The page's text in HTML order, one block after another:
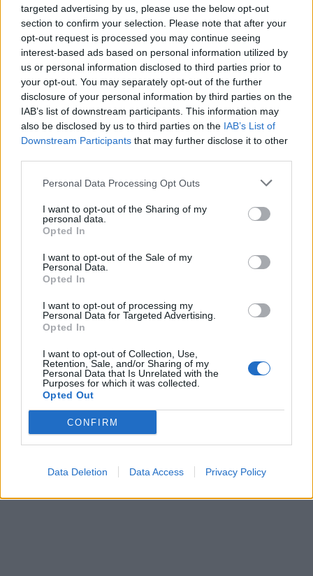
targeted advertising by us, please use the below opt-out
section to confirm your selection. Please note that after your
opt-out request is processed you may continue seeing
interest-based ads based on personal information utilized by
us or personal information disclosed to third parties prior to
your opt-out. You may separately opt-out of the further
disclosure of your personal information by third parties on the
IAB’s list of downstream participants. This information may
also be disclosed by us to third parties on the IAB’s List of
Downstream Participants that may further disclose it to other
Personal Data Processing Opt Outs
I want to opt-out of the Sharing of my
personal data.
Opted In
I want to opt-out of the Sale of my
Personal Data.
Opted In
I want to opt-out of processing my
Personal Data for Targeted Advertising.
Opted In
I want to opt-out of Collection, Use,
Retention, Sale, and/or Sharing of my
Personal Data that Is Unrelated with the
Purposes for which it was collected.
Opted Out
CONFIRM
Data Deletion Data Access Privacy Policy
in ospedale. Le dichiarazioni ai giornalisti